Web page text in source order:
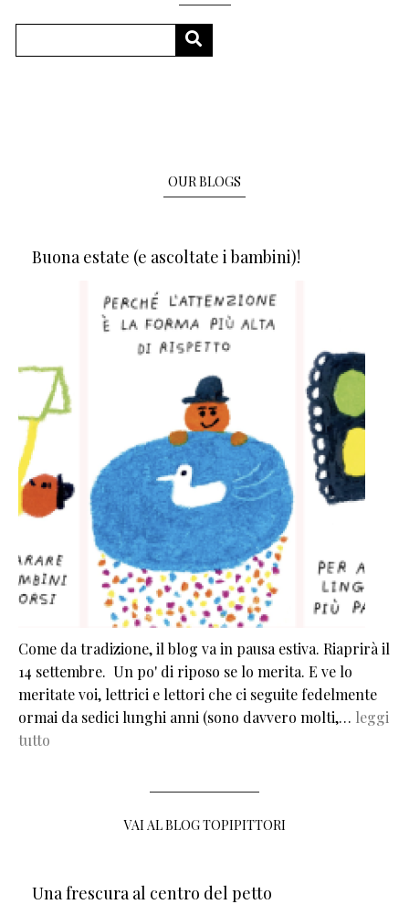
SEARCH
OUR BLOGS
Buona estate (e ascoltate i bambini)!
Come da tradizione, il blog va in pausa estiva. Riaprirà il
14 settembre. Un po' di riposo se lo merita. E ve lo
meritate voi, lettrici e lettori che ci seguite fedelmente
ormai da sedici lunghi anni (sono davvero molti,… leggi
tutto
VAI AL BLOG TOPIPITTORI
Una frescura al centro del petto